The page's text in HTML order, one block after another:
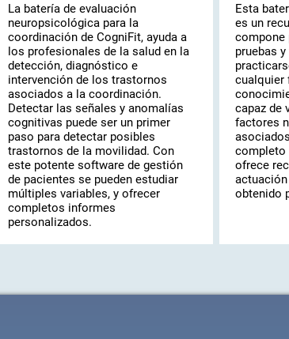
La batería de evaluación
neuropsicológica para la
coordinación de CogniFit, ayuda a
los profesionales de la salud en la
detección, diagnóstico e
intervención de los trastornos
asociados a la coordinación.
Detectar las señales y anomalías
cognitivas puede ser un primer
paso para detectar posibles
trastornos de la movilidad. Con
este potente software de gestión
de pacientes se pueden estudiar
múltiples variables, y ofrecer
completos informes
personalizados.
Esta
es un
compone
pruebas
cualquier
capaz de
factores
completo
ofrece
obtenido